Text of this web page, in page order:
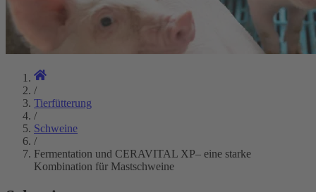
/
Tierfütterung
/
Schweine
/
Fermentation und CERAVITAL XP– eine starke
Kombination für Mastschweine